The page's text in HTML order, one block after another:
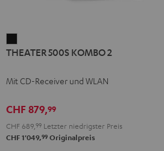
500S
2
THEATER 500S KOMBO 2
Mit CD-Receiver und WLAN
CHF 879,99
CHF 689, 99 Letzter niedrigster Preis
CHF 1'049,99 Originalpreis